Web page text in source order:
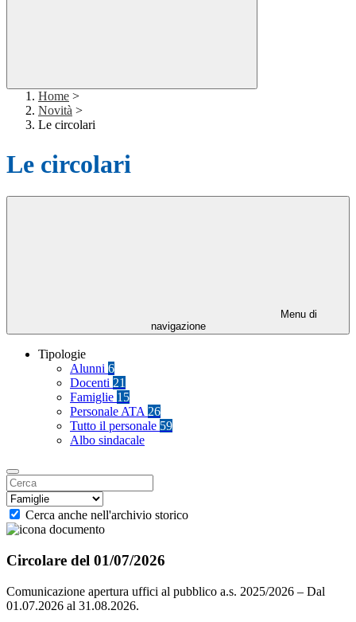
Home >
Novità >
Le circolari
Le circolari
Menu di
navigazione
Tipologie
Alunni 6
Docenti 21
Famiglie 15
Personale ATA 26
Tutto il personale 59
Albo sindacale
Cerca anche nell'archivio storico
Circolare del 01/07/2026
Comunicazione apertura uffici al pubblico a.s. 2025/2026 – Dal
01.07.2026 al 31.08.2026.